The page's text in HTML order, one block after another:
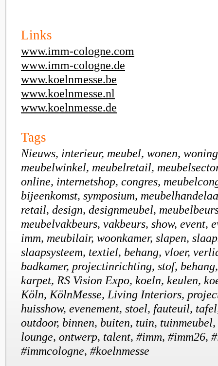
Links
www.imm-cologne.com
www.imm-cologne.de
www.koelnmesse.be
www.koelnmesse.nl
www.koelnmesse.de
Tags
Nieuws, interieur, meubel, wonen,
meubelwinkel, meubelretail,
online, internetshop, congres,
bijeenkomst, symposium,
retail, design, designmeubel,
meubelvakbeurs, vakbeurs, show, event,
imm, meubilair, woonkamer, slapen,
slaapsysteem, textiel, behang, vloer,
badkamer, projectinrichting, stof,
karpet, RS Vision Expo, koeln, keulen,
Köln, KölnMesse, Living Interiors,
huisshow, evenement, stoel, fauteuil,
outdoor, binnen, buiten, tuin, tuinmeubel,
lounge, ontwerp, talent, #imm, #imm26,
#immcologne, #koelnmesse